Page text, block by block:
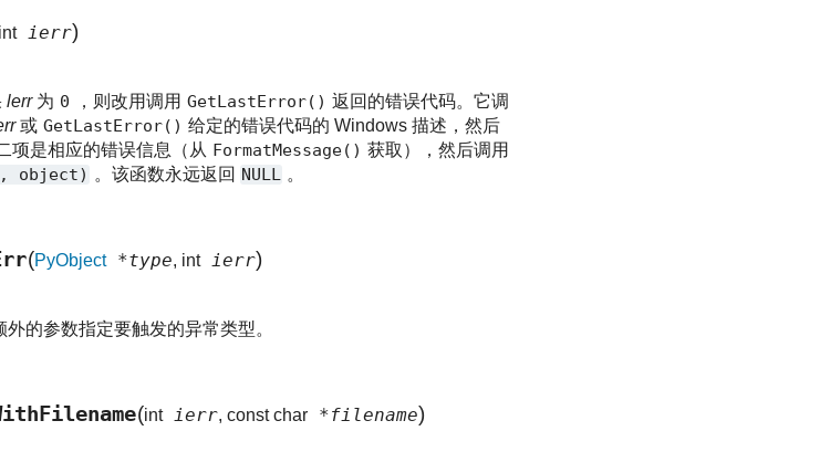
intierr)
lerr为 0 ，则改用调用 GetLastError() 返回的错误代码。它调
或 GetLastError() 给定的错误代码的 Windows 描述，然后
项是相应的错误信息（从 FormatMessage() 获取），然后调用
object) 。该函数永远返回 NULL 。
(PyObject*type, intierr)
外的参数指定要触发的异常类型。
(intierr, const char *filename)